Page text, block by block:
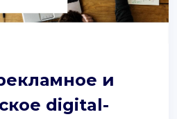
и
digital-